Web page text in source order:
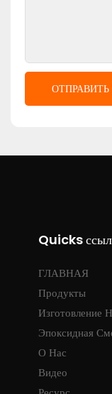
Quicks
ГЛАВНАЯ
Продукты
Изготовление
Эпоксидная
О Нас
Видео